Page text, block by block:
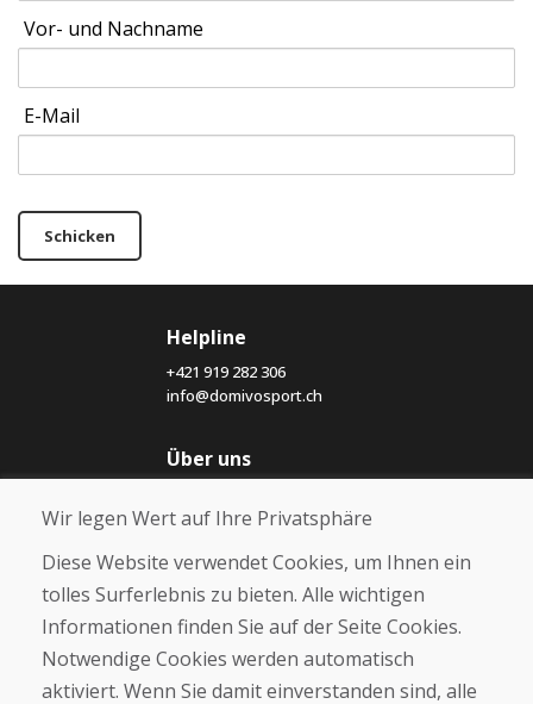
Vor- und Nachname
E-Mail
Schicken
Helpline
+421 919 282 306
info@domivosport.ch
Über uns
Über uns
Kontakt
Kaufen
E-Shop
Geschäftsbedingungen
Wir legen Wert auf Ihre Privatsphäre
Diese Website verwendet Cookies, um Ihnen ein
tolles Surferlebnis zu bieten. Alle wichtigen
Informationen finden Sie auf der Seite Cookies.
Notwendige Cookies werden automatisch
aktiviert. Wenn Sie damit einverstanden sind, alle